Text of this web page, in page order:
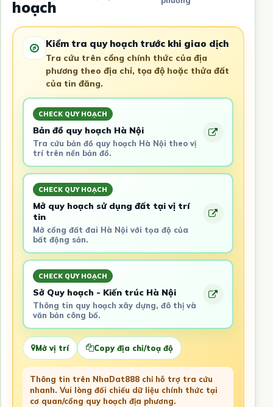
hoạch
Kiểm tra quy hoạch trước khi giao dịch
Tra cứu trên cổng chính thức của địa
phương theo địa chỉ, tọa độ hoặc thửa đất
của tin đăng.
CHECK QUY HOẠCH
Bản đồ quy hoạch Hà Nội
Tra cứu bản đồ quy hoạch Hà Nội theo vị
trí trên nền bản đồ.
CHECK QUY HOẠCH
Mở quy hoạch sử dụng đất tại vị trí
tin
Mở cổng đất đai Hà Nội với tọa độ của
bất động sản.
CHECK QUY HOẠCH
Sở Quy hoạch - Kiến trúc Hà Nội
Thông tin quy hoạch xây dựng, đô thị và
văn bản công bố.
Mở vị trí Copy địa chỉ/toạ độ
Thông tin trên NhaDat888 chỉ hỗ trợ tra cứu
nhanh. Vui lòng đối chiếu dữ liệu chính thức tại
cơ quan/cổng quy hoạch địa phương.